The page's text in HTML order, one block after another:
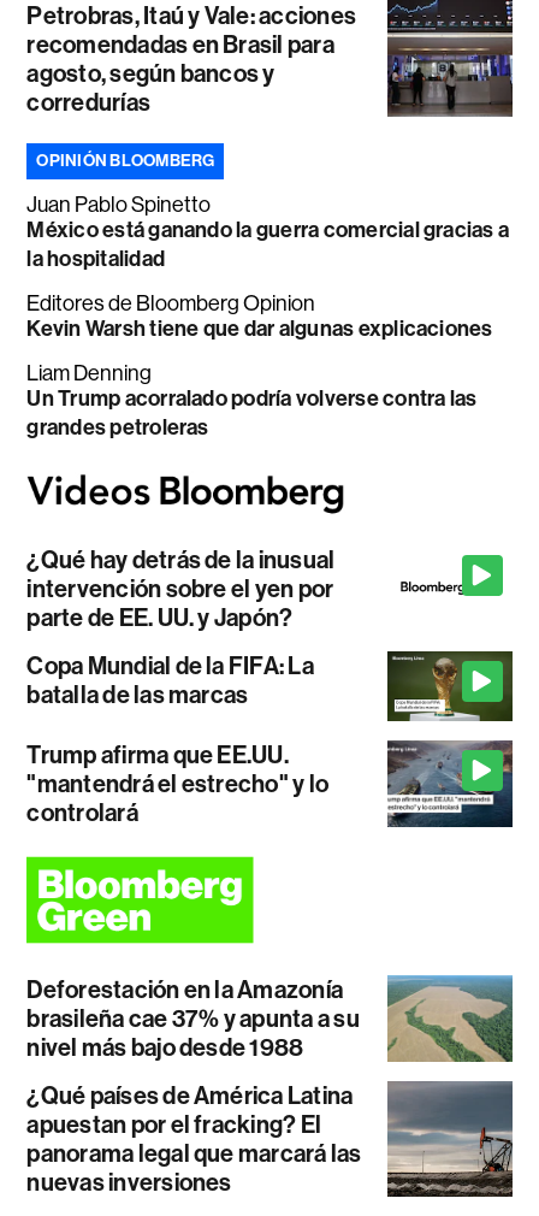
Petrobras, Itaú y Vale: acciones
recomendadas en Brasil para
agosto, según bancos y
corredurías
OPINIÓN BLOOMBERG
Juan Pablo Spinetto
México está ganando la guerra comercial gracias a
la hospitalidad
Editores de Bloomberg Opinion
Kevin Warsh tiene que dar algunas explicaciones
Liam Denning
Un Trump acorralado podría volverse contra las
grandes petroleras
¿Qué hay detrás de la inusual
intervención sobre el yen por
parte de EE. UU. y Japón?
Copa Mundial de la FIFA: La
batalla de las marcas
Trump afirma que EE.UU.
"mantendrá el estrecho" y lo
controlará
Deforestación en la Amazonía
brasileña cae 37% y apunta a su
nivel más bajo desde 1988
¿Qué países de América Latina
apuestan por el fracking? El
panorama legal que marcará las
nuevas inversiones